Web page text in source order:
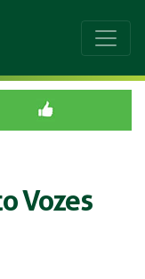
Vozes